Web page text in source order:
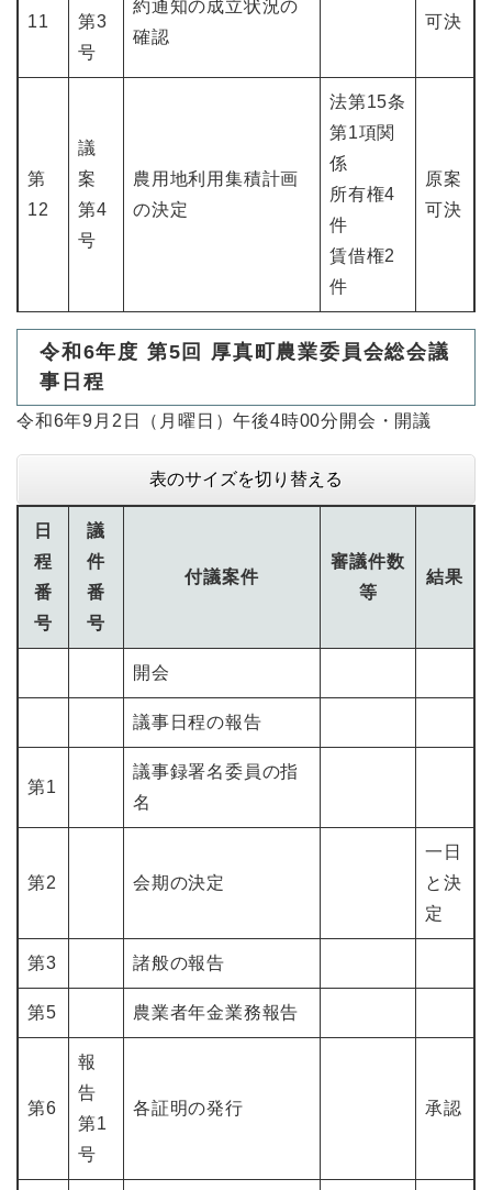
11
第3
号
約通知の成立状況の
確認
可決
第
12
議
案
第4
号
農用地利用集積計画
の決定
法第15条
第1項関
係
所有権4
件
賃借権2
件
原案
可決
令和6年度 第5回 厚真町農業委員会総会議
事日程
令和6年9月2日（月曜日）午後4時00分開会・開議
表のサイズを切り替える
日
程
番
号
議
件
番
号
付議案件
審議件数
等
結果
開会
議事日程の報告
第1
議事録署名委員の指
名
第2 会期の決定
一日
と決
定
第3 諸般の報告
第5 農業者年金業務報告
第6
報
告
第1
号
各証明の発行 承認